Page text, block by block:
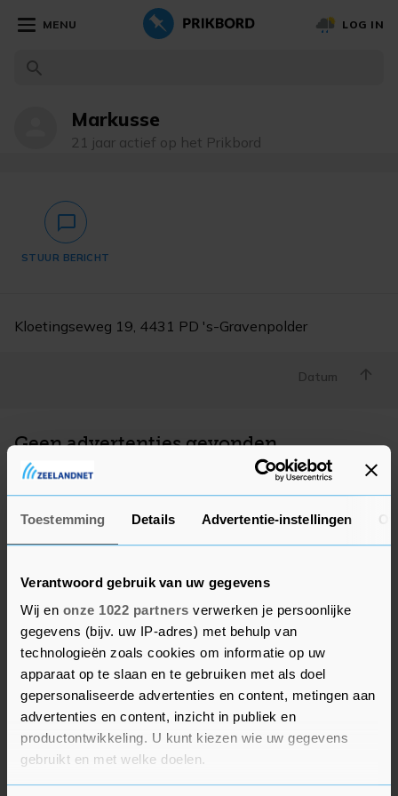
Toestemming Details Advertentie-instellingen
Verantwoord gebruik van uw gegevens
Wij en onze 1022 partners verwerken je persoonlijke
gegevens (bijv. uw IP-adres) met behulp van
technologieën zoals cookies om informatie op uw
apparaat op te slaan en te gebruiken met als doel
gepersonaliseerde advertenties en content, metingen aan
advertenties en content, inzicht in publiek en
productontwikkeling. U kunt kiezen wie uw gegevens
gebruikt en met welke doelen.
MENU LOG IN
Markusse
21 jaar actief op het Prikbord
chat_bubble_outlined
STUUR BERICHT
Kloetingseweg 19, 4431 PD 's-Gravenpolder
Datum
Geen advertenties gevonden
Deze adverteerder heeft op dit moment geen actieve